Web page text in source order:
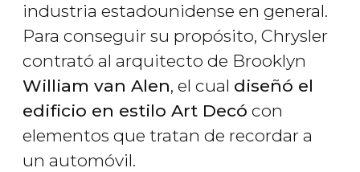
industria estadounidense en general.
Para conseguir su propósito, Chrysler
contrató al arquitecto de Brooklyn
William van Alen, el cual diseñó el
edificio en estilo Art Decó con
elementos que tratan de recordar a
un automóvil.